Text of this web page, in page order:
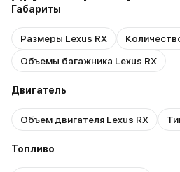
Габариты
Размеры Lexus RX
Объемы багажника Lexus RX
Двигатель
Объем двигателя Lexus RX
Топливо